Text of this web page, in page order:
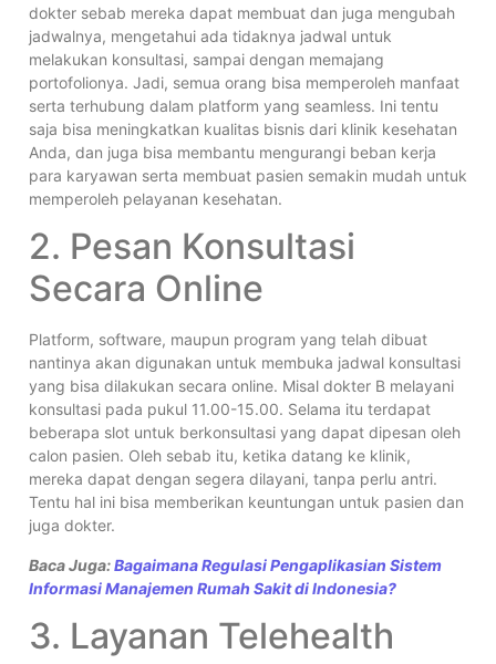
dokter sebab mereka dapat membuat dan juga mengubah
jadwalnya, mengetahui ada tidaknya jadwal untuk
melakukan konsultasi, sampai dengan memajang
portofolionya. Jadi, semua orang bisa memperoleh manfaat
serta terhubung dalam platform yang seamless. Ini tentu
saja bisa meningkatkan kualitas bisnis dari klinik kesehatan
Anda, dan juga bisa membantu mengurangi beban kerja
para karyawan serta membuat pasien semakin mudah untuk
memperoleh pelayanan kesehatan.
2. Pesan Konsultasi
Secara Online
Platform, software, maupun program yang telah dibuat
nantinya akan digunakan untuk membuka jadwal konsultasi
yang bisa dilakukan secara online. Misal dokter B melayani
konsultasi pada pukul 11.00-15.00. Selama itu terdapat
beberapa slot untuk berkonsultasi yang dapat dipesan oleh
calon pasien. Oleh sebab itu, ketika datang ke klinik,
mereka dapat dengan segera dilayani, tanpa perlu antri.
Tentu hal ini bisa memberikan keuntungan untuk pasien dan
juga dokter.
Baca Juga:Bagaimana Regulasi Pengaplikasian Sistem
Informasi Manajemen Rumah Sakit di Indonesia?
3. Layanan Telehealth